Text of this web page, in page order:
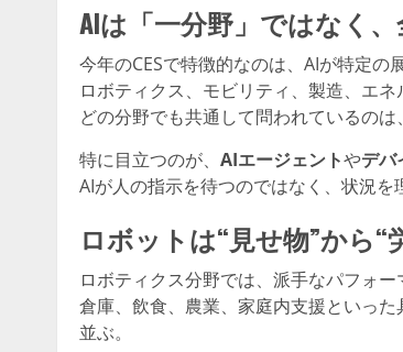
AIは「一分野」ではなく
今年のCESで特徴的なのは、AIが特定の
ロボティクス、モビリティ、製造、エネ
どの分野でも共通して問われているの
特に目立つのが、 AIエージェントやデバ
AIが人の指示を待つのではなく、状況を
ロボットは“見せ物”から“
ロボティクス分野では、派手なパフォ
倉庫、飲食、農業、家庭内支援といっ
並ぶ。